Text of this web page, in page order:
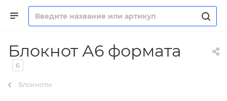
Блокнот А6 формата
6
Блокноты